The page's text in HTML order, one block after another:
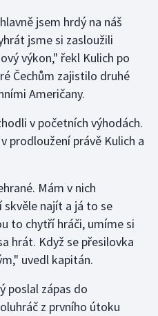
jsem hrdý na náš
jsme si zasloužili
výkon," řekl Kulich po
Čechům zajistilo druhé
Američany.
v početních výhodách.
prodloužení právě Kulich a
Mám v nich
najít a já to se
to chytří hráči, umíme si
hrát. Když se přesilovka
uvedl kapitán.
poslal zápas do
z prvního útoku